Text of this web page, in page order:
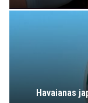
Havaianas